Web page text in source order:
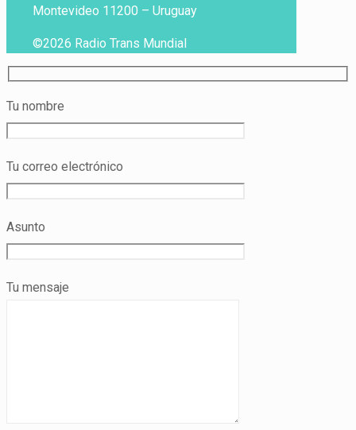
Montevideo 11200 – Uruguay
©2026 Radio Trans Mundial
Tu nombre
Tu correo electrónico
Asunto
Tu mensaje